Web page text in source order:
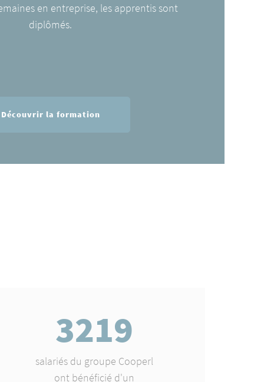
en entreprise, les apprentis sont
diplômés.
Découvrir la formation
3219
salariés du groupe Cooperl
ont bénéficié d'un